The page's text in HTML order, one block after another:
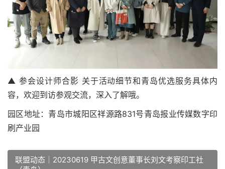
▲ 参会设计师合影 关于活动细节和青岛优选服务具体内
容，欢迎到访参观交流，深入了解哦。
园区地址：青岛市城阳区祥源路831号青岛报业传媒数字印
刷产业园
联盟动态｜20230619 甲古文创意董事长刘文考察印工社